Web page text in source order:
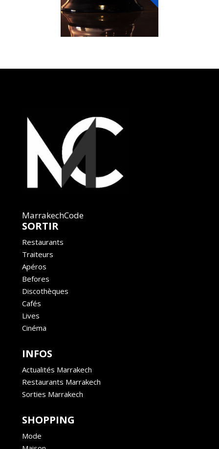
MarrakechCode
SORTIR
Restaurants
Traiteurs
Apéros
Befores
Discothèques
Cafés
Lives
Cinéma
INFOS
Actualités Marrakech
Restaurants Marrakech
Sorties Marrakech
SHOPPING
Mode